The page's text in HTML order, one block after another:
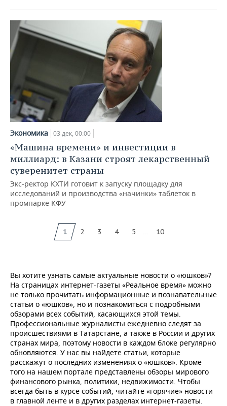
Экономика 03 дек, 00:00
«Машина времени» и инвестиции в
миллиард: в Казани строят лекарственный
суверенитет страны
Экс-ректор КХТИ готовит к запуску площадку для
исследований и производства «начинки» таблеток в
промпарке КФУ
1 2 3 4 5 ... 10
Вы хотите узнать самые актуальные новости о «юшков»?
На страницах интернет-газеты «Реальное время» можно
не только прочитать информационные и познавательные
статьи о «юшков», но и познакомиться с подробными
обзорами всех событий, касающихся этой темы.
Профессиональные журналисты ежедневно следят за
происшествиями в Татарстане, а также в России и других
странах мира, поэтому новости в каждом блоке регулярно
обновляются. У нас вы найдете статьи, которые
расскажут о последних изменениях о «юшков». Кроме
того на нашем портале представлены обзоры мирового
финансового рынка, политики, недвижимости. Чтобы
всегда быть в курсе событий, читайте «горячие» новости
в главной ленте и в других разделах интернет-газеты.